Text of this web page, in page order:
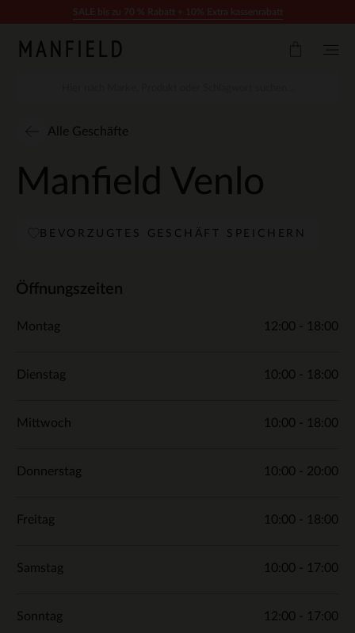
Alle Geschäfte
Manfield Venlo
BEVORZUGTES GESCHÄFT SPEICHERN
Öffnungszeiten
Montag 12:00 - 18:00
Dienstag 10:00 - 18:00
Mittwoch 10:00 - 18:00
Donnerstag 10:00 - 20:00
Freitag 10:00 - 18:00
Samstag 10:00 - 17:00
Sonntag 12:00 - 17:00